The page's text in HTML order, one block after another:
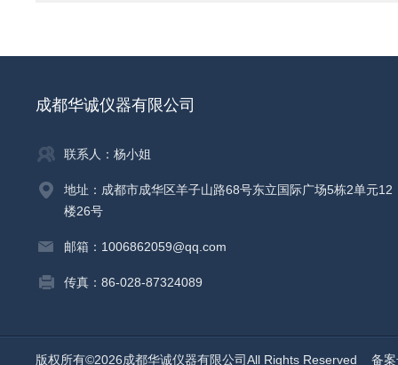
成都华诚仪器有限公司
联系人：杨小姐
地址：成都市成华区羊子山路68号东立国际广场5栋2单元12
楼26号
邮箱：1006862059@qq.com
传真：86-028-87324089
版权所有©2026成都华诚仪器有限公司All Rights Reserved 备